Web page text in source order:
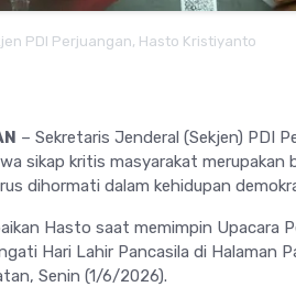
PDI Perjuangan, Hasto Kristiyanto
– Sekretaris Jenderal (Sekjen) PDI
sikap kritis masyarakat merupakan
dihormati dalam kehidupan
Hasto saat memimpin Upacara
Hari Lahir Pancasila di Halaman
Senin (1/6/2026).